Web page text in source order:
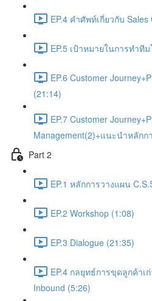
EP.4 คำศัพท์เกี่ยวกับ Sales
EP.5 เป้าหมายในการทำที
EP.6 Customer
(21:14)
EP.7 Customer
Management(2)+แนะนำหลักก
Part 2
EP.1 หลักการวางแผน
EP.2 Workshop (1:08)
EP.3 Dialogue (21:35)
EP.4 กลยุทธ์การขุดลูกค้าเ
Inbound (5:26)